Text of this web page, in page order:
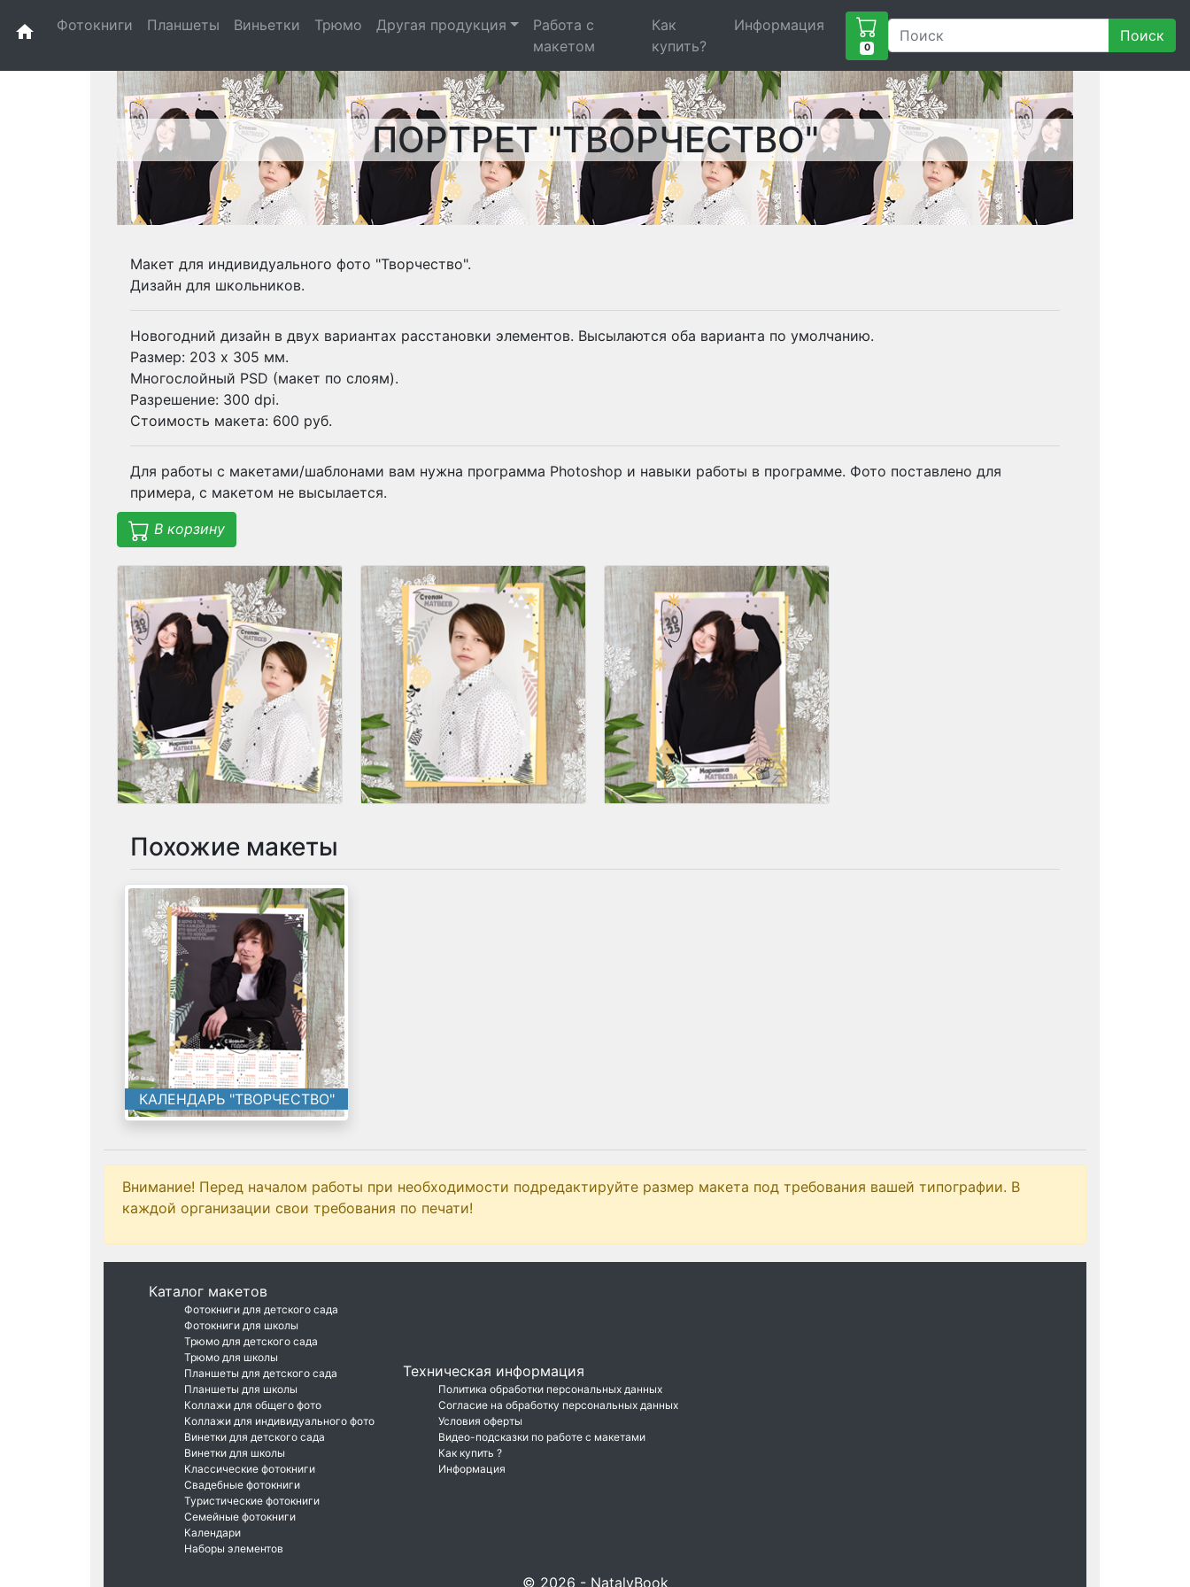
home Фотокниги Планшеты Виньетки Трюмо Другая продукция
Работа с
макетом
Как
купить?
Информация
0
Поиск
ПОРТРЕТ "ТВОРЧЕСТВО"
Макет для индивидуального фото "Творчество".
Дизайн для школьников.
Новогодний дизайн в двух вариантах расстановки элементов. Высылаются оба варианта по умолчанию.
Размер: 203 х 305 мм.
Многослойный PSD (макет по слоям).
Разрешение: 300 dpi.
Стоимость макета: 600 руб.
Для работы с макетами/шаблонами вам нужна программа Photoshop и навыки работы в программе. Фото поставлено для
примера, с макетом не высылается.
В корзину
Похожие макеты
КАЛЕНДАРЬ "ТВОРЧЕСТВО"
Внимание! Перед началом работы при необходимости подредактируйте размер макета под требования вашей типографии. В
каждой организации свои требования по печати!
Каталог макетов
Фотокниги для детского сада
Фотокниги для школы
Трюмо для детского сада
Трюмо для школы
Планшеты для детского сада
Планшеты для школы
Коллажи для общего фото
Коллажи для индивидуального фото
Винетки для детского сада
Винетки для школы
Классические фотокниги
Свадебные фотокниги
Туристические фотокниги
Семейные фотокниги
Календари
Наборы элементов
Техническая информация
Политика обработки персональных данных
Согласие на обработку персональных данных
Условия оферты
Видео-подсказки по работе с макетами
Как купить ?
Информация
© 2026 - NatalyBook